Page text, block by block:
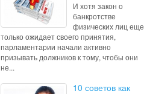
И хотя закон о
банкротстве
физических лиц еще
только ожидает своего принятия,
парламентарии начали активно
призывать должников к тому, чтобы они
не...
10 советов как